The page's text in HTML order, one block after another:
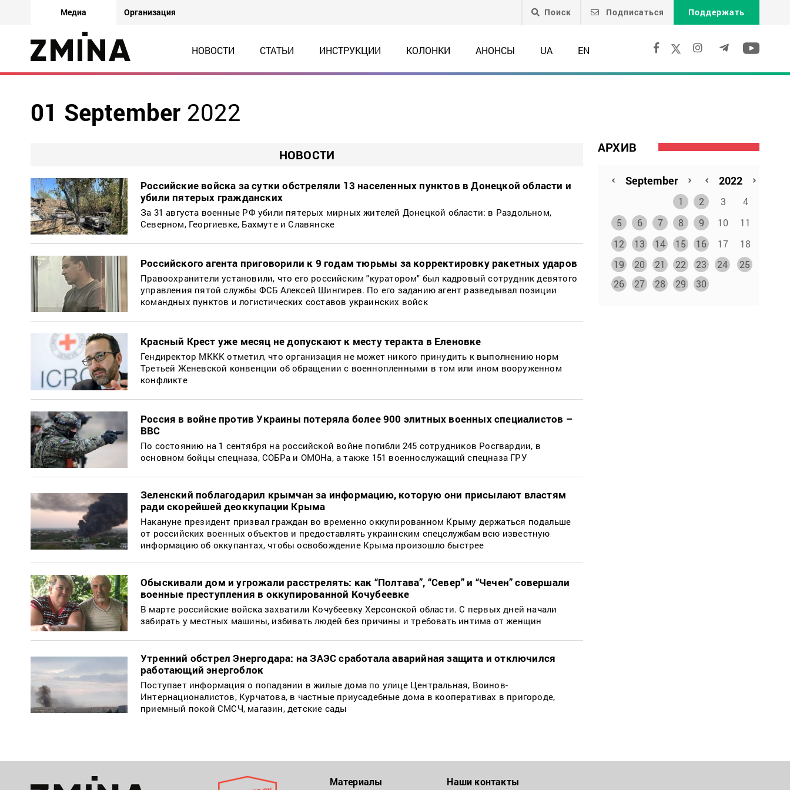
Медиа Организация Поиск Подписаться Поддержать
НОВОСТИ СТАТЬИ ИНСТРУКЦИИ КОЛОНКИ АНОНСЫ UA EN
01 September 2022
НОВОСТИ
Российские войска за сутки обстреляли 13 населенных пунктов в Донецкой области и
убили пятерых гражданских
За 31 августа военные РФ убили пятерых мирных жителей Донецкой области: в Раздольном,
Северном, Георгиевке, Бахмуте и Славянске
Российского агента приговорили к 9 годам тюрьмы за корректировку ракетных ударов
Правоохранители установили, что его российским "куратором" был кадровый сотрудник девятого
управления пятой службы ФСБ Алексей Шингирев. По его заданию агент разведывал позиции
командных пунктов и логистических составов украинских войск
Красный Крест уже месяц не допускают к месту теракта в Еленовке
Гендиректор МККК отметил, что организация не может никого принудить к выполнению норм
Третьей Женевской конвенции об обращении с военнопленными в том или ином вооруженном
конфликте
Россия в войне против Украины потеряла более 900 элитных военных специалистов –
BBC
По состоянию на 1 сентября на российской войне погибли 245 сотрудников Росгвардии, в
основном бойцы спецназа, СОБРа и ОМОНа, а также 151 военнослужащий спецназа ГРУ
Зеленский поблагодарил крымчан за информацию, которую они присылают властям
ради скорейшей деоккупации Крыма
Накануне президент призвал граждан во временно оккупированном Крыму держаться подальше
от российских военных объектов и предоставлять украинским спецслужбам всю известную
информацию об оккупантах, чтобы освобождение Крыма произошло быстрее
Обыскивали дом и угрожали расстрелять: как “Полтава”, “Север” и “Чечен” совершали
военные преступления в оккупированной Кочубеевке
В марте российские войска захватили Кочубеевку Херсонской области. С первых дней начали
забирать у местных машины, избивать людей без причины и требовать интима от женщин
Утренний обстрел Энергодара: на ЗАЭС сработала аварийная защита и отключился
работающий энергоблок
Поступает информация о попадании в жилые дома по улице Центральная, Воинов-
Интернационалистов, Курчатова, в частные приусадебные дома в кооперативах в пригороде,
приемный покой СМСЧ, магазин, детские сады
АРХИВ
1 2 3
4
5
6 7 8 9 10
11
12
13 14 15 16 17
18
19
20 21 22 23 24
25
26
27 28 29 30
Материалы Наши контакты